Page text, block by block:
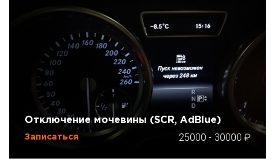
Отключение мочевины (SCR, AdBlue)
Записаться 25000 - 30000